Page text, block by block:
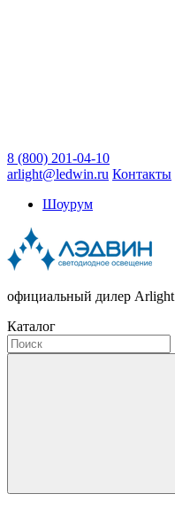
8 (800) 201-04-10
arlight@ledwin.ru Контакты
Шоурум
официальный дилер Arlight
Каталог